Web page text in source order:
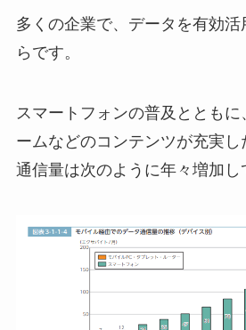
多くの企業で、データを有効
らです。
スマートフォンの普及ととも
ームなどのコンテンツが充実し
通信量は次のように年々増加し